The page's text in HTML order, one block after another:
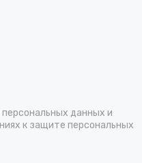
данных и
к защите персональных